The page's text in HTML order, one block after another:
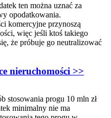
ten można uznać za
opodatkowania.
komercyjne przynoszą
więc jeśli ktoś takiego
że próbuje go neutralizować
nieruchomości >>
stosowania progu 10 mln zł
minimalny nie ma